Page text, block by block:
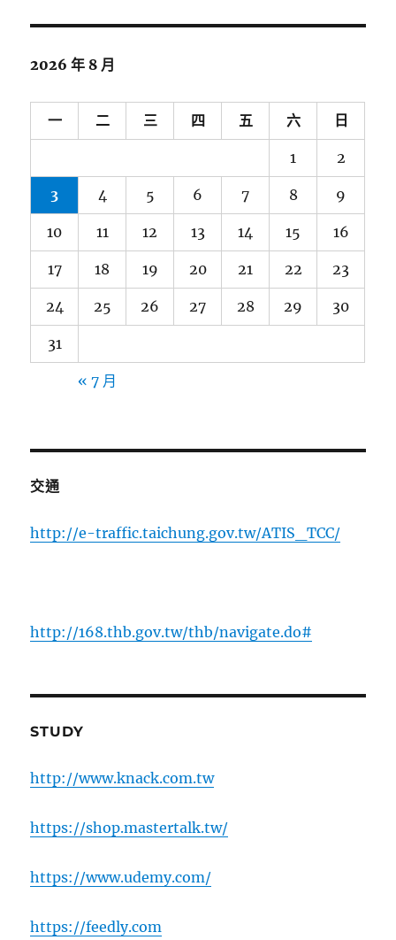
2026 年 8 月
一 二 三 四 五 六 日
1 2
3 4 5 6 7 8 9
10 11 12 13 14 15 16
17 18 19 20 21 22 23
24 25 26 27 28 29 30
31
« 7 月
交通
http://e-traffic.taichung.gov.tw/ATIS_TCC/
http://168.thb.gov.tw/thb/navigate.do#
STUDY
http://www.knack.com.tw
https://shop.mastertalk.tw/
https://www.udemy.com/
https://feedly.com